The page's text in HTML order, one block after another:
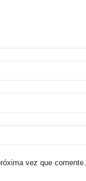
vez que comente.